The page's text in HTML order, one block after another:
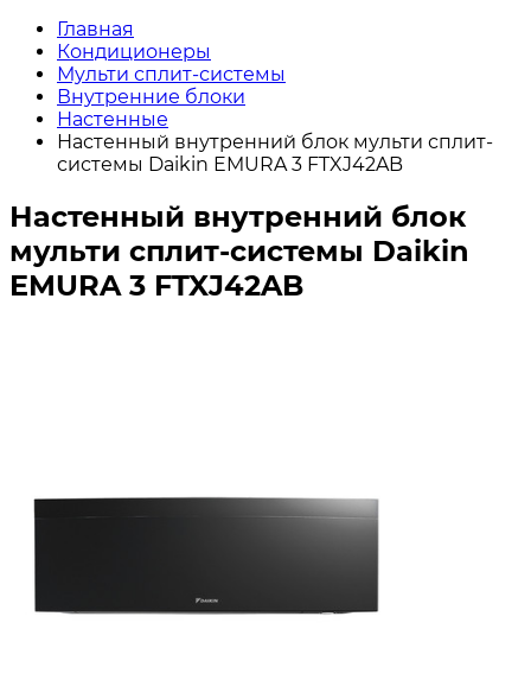
Главная
Кондиционеры
Мульти сплит-системы
Внутренние блоки
Настенные
Настенный внутренний блок мульти сплит-
системы Daikin EMURA 3 FTXJ42AB
Настенный внутренний блок
мульти сплит-системы Daikin
EMURA 3 FTXJ42AB